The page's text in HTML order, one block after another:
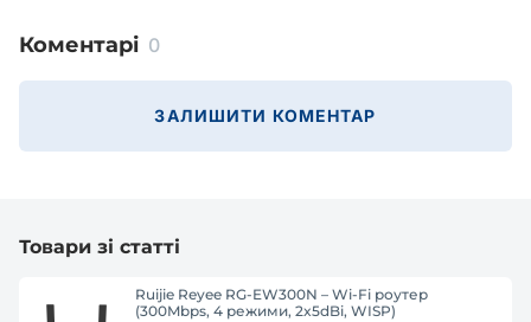
Коментарі 0
ЗАЛИШИТИ КОМЕНТАР
Товари зі статті
Ruijie Reyee RG-EW300N – Wi-Fi роутер
(300Mbps, 4 режими, 2x5dBi, WISP)